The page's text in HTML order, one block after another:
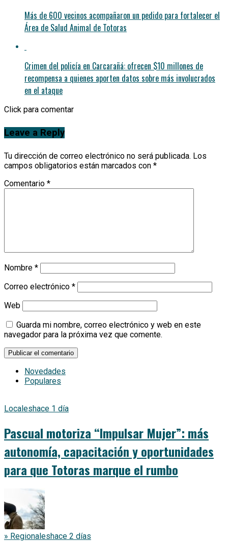
Más de 600 vecinos acompañaron un pedido para fortalecer el
Área de Salud Animal de Totoras
Crimen del policía en Carcarañá: ofrecen $10 millones de
recompensa a quienes aporten datos sobre más involucrados
en el ataque
Click para comentar
Leave a Reply
Tu dirección de correo electrónico no será publicada. Los
campos obligatorios están marcados con *
Comentario *
Nombre *
Correo electrónico *
Web
Guarda mi nombre, correo electrónico y web en este
navegador para la próxima vez que comente.
Novedades
Populares
Localeshace 1 día
Pascual motoriza “Impulsar Mujer”: más
autonomía, capacitación y oportunidades
para que Totoras marque el rumbo
» Regionaleshace 2 días